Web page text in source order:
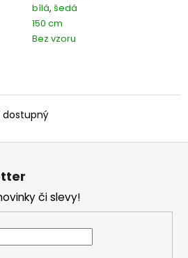
bílá, šedá
150 cm
Bez vzoru
dostupný
či slevy!